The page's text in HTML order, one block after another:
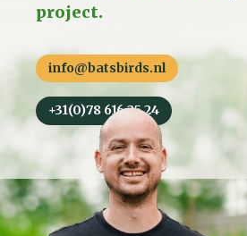
project.
info@batsbirds.nl
+31(0)78 616 25 24